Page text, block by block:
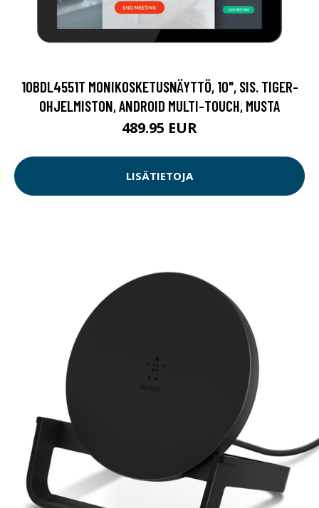
10BDL4551T MONIKOSKETUSNÄYTTÖ, 10", SIS. TIGER-
OHJELMISTON, ANDROID MULTI-TOUCH, MUSTA
489.95 EUR
LISÄTIETOJA